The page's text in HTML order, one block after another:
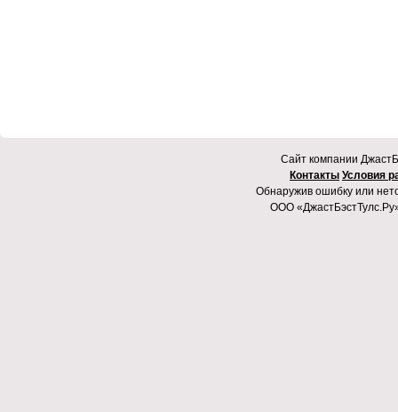
Cайт компании
Контакты Условия
Обнаружив ошибку или
ООО